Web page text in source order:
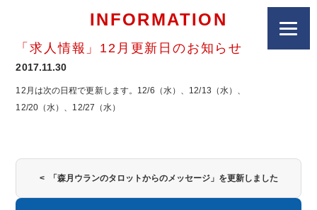
INFORMATION
「求人情報」12月更新日のお知らせ
2017.11.30
12月は次の日程で更新します。12/6（水）、12/13（水）、
12/20（水）、12/27（水）
< 「森月ウランのタロットからのメッセージ」を更新しました